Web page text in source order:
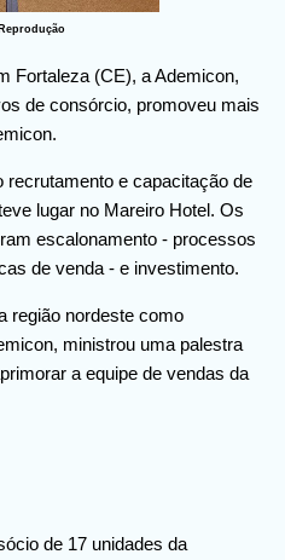
Fortaleza (CE), a Ademicon,
de consórcio, promoveu mais
recrutamento e capacitação de
lugar no Mareiro Hotel. Os
escalonamento - processos
de venda - e investimento.
região nordeste como
ministrou uma palestra
a equipe de vendas da
de 17 unidades da